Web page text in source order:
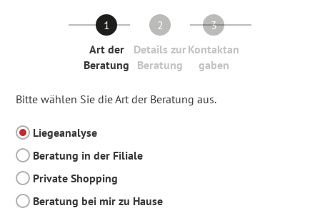
1
Art der
Beratung
2
Details zur
Beratung
3
Kontaktan
gaben
Bitte wählen Sie die Art der Beratung aus.
Liegeanalyse
Beratung in der Filiale
Private Shopping
Beratung bei mir zu Hause